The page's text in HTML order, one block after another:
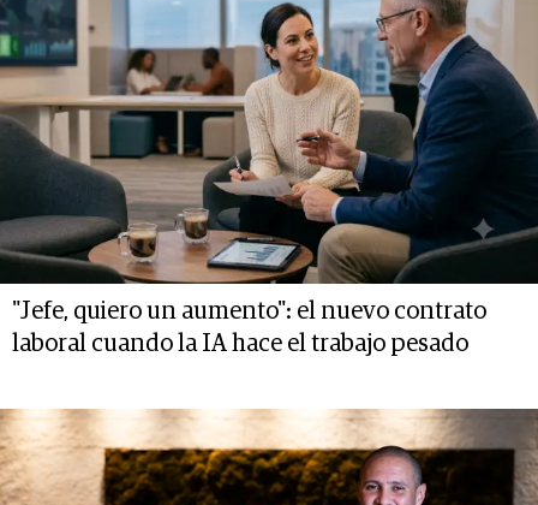
"Jefe, quiero un aumento": el nuevo contrato
laboral cuando la IA hace el trabajo pesado